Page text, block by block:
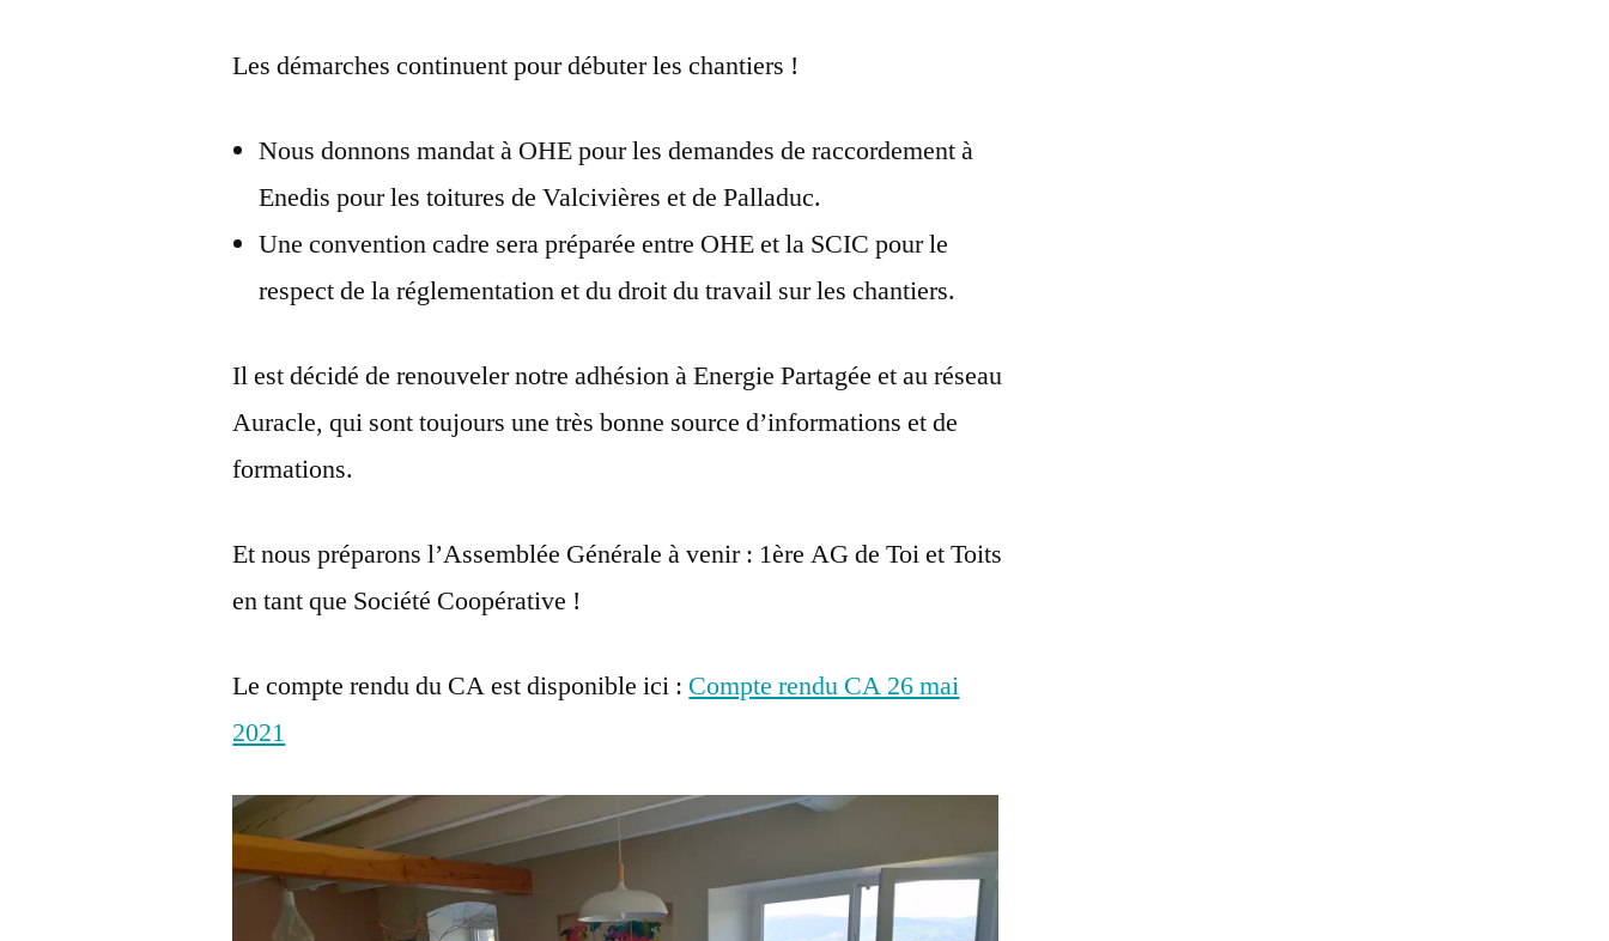
Les démarches continuent pour débuter les chantiers !
Nous donnons mandat à OHE pour les demandes de raccordement à
Enedis pour les toitures de Valcivières et de Palladuc.
Une convention cadre sera préparée entre OHE et la SCIC pour le
respect de la réglementation et du droit du travail sur les chantiers.
Il est décidé de renouveler notre adhésion à Energie Partagée et au réseau
Auracle, qui sont toujours une très bonne source d’informations et de
formations.
Et nous préparons l’Assemblée Générale à venir : 1ère AG de Toi et Toits
en tant que Société Coopérative !
Le compte rendu du CA est disponible ici : Compte rendu CA 26 mai
2021